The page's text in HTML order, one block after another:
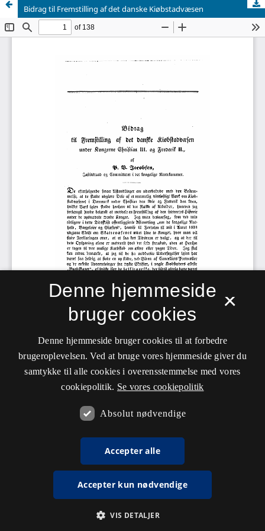
Bidrag til Fremstilling af det danske Kiøbstadvæsen
×
Denne hjemmeside
bruger cookies
Denne hjemmeside bruger cookies til at forbedre
brugeroplevelsen. Ved at bruge vores hjemmeside giver du
samtykke til alle cookies i overensstemmelse med vores
cookiepolitik. Se vores cookiepolitik
Absolut nødvendige
Accepter alle
Accepter kun nødvendige
VIS DETALJER